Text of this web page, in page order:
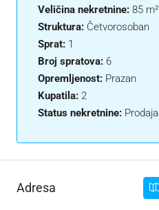
Veličina nekretnine: 85 m²
Struktura: Četvorosoban
Sprat: 1
Broj spratova: 6
Opremljenost: Prazan
Kupatila: 2
Status nekretnine: Prodaja
Adresa